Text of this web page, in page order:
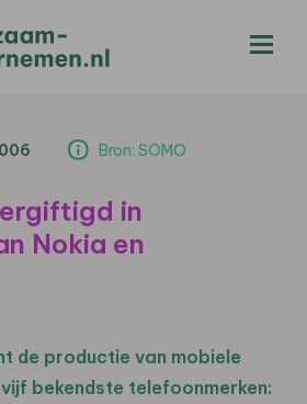
Bron: SOMO
in
Nokia en
de productie van mobiele
bekendste telefoonmerken: